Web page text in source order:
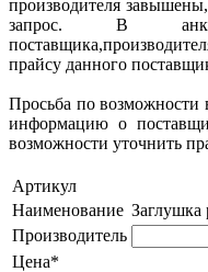
производителя
запрос. В
прайсу данного
Просьба по возможности
информацию о
возможности уточнить
Артикул
Наименование Заглушка
Производитель
Цена*